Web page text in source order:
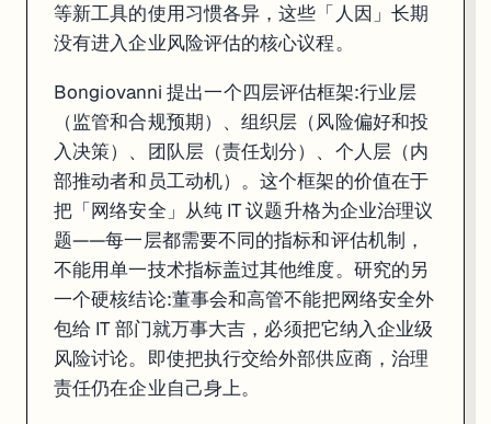
等新工具的使用习惯各异，这些「人因」长期
没有进入企业风险评估的核心议程。
Bongiovanni 提出一个四层评估框架:行业层
（监管和合规预期）、组织层（风险偏好和投
入决策）、团队层（责任划分）、个人层（内
部推动者和员工动机）。这个框架的价值在于
把「网络安全」从纯 IT 议题升格为企业治理议
题——每一层都需要不同的指标和评估机制，
不能用单一技术指标盖过其他维度。研究的另
一个硬核结论:董事会和高管不能把网络安全外
包给 IT 部门就万事大吉，必须把它纳入企业级
风险讨论。即使把执行交给外部供应商，治理
责任仍在企业自己身上。